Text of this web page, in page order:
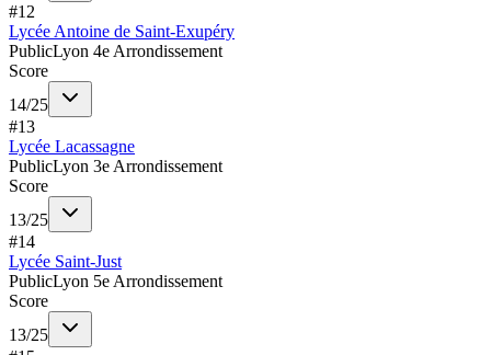
#12
Lycée Antoine de Saint-Exupéry
PublicLyon 4e Arrondissement
Score
14/25
#13
Lycée Lacassagne
PublicLyon 3e Arrondissement
Score
13/25
#14
Lycée Saint-Just
PublicLyon 5e Arrondissement
Score
13/25